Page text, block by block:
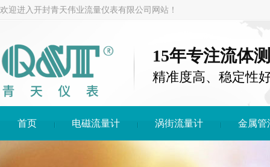
欢迎进入开封青天伟业流量仪表有限公司网站！
15年专注流体
精准度高、稳定性
首页 电磁流量计 涡街流量计 金属管